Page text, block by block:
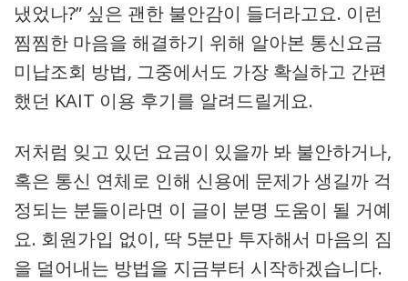
냈었나?” 싶은 괜한 불안감이 들더라고요. 이런
찜찜한 마음을 해결하기 위해 알아본 통신요금
미납조회 방법, 그중에서도 가장 확실하고 간편
했던 KAIT 이용 후기를 알려드릴게요.
저처럼 잊고 있던 요금이 있을까 봐 불안하거나,
혹은 통신 연체로 인해 신용에 문제가 생길까 걱
정되는 분들이라면 이 글이 분명 도움이 될 거예
요. 회원가입 없이, 딱 5분만 투자해서 마음의 짐
을 덜어내는 방법을 지금부터 시작하겠습니다.